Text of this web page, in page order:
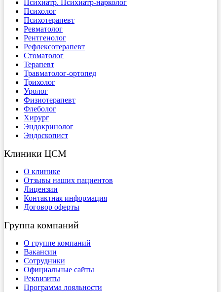
Психиатр. Психиатр-нарколог
Психолог
Психотерапевт
Ревматолог
Рентгенолог
Рефлексотерапевт
Стоматолог
Терапевт
Травматолог-ортопед
Трихолог
Уролог
Физиотерапевт
Флеболог
Хирург
Эндокринолог
Эндоскопист
Клиники ЦСМ
О клинике
Отзывы наших пациентов
Лицензии
Контактная информация
Договор оферты
Группа компаний
О группе компаний
Вакансии
Сотрудники
Официальные сайты
Реквизиты
Программа лояльности